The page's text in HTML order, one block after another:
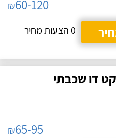
₪60-120
0 הצעות מחיר
דו שכבתי
₪65-95